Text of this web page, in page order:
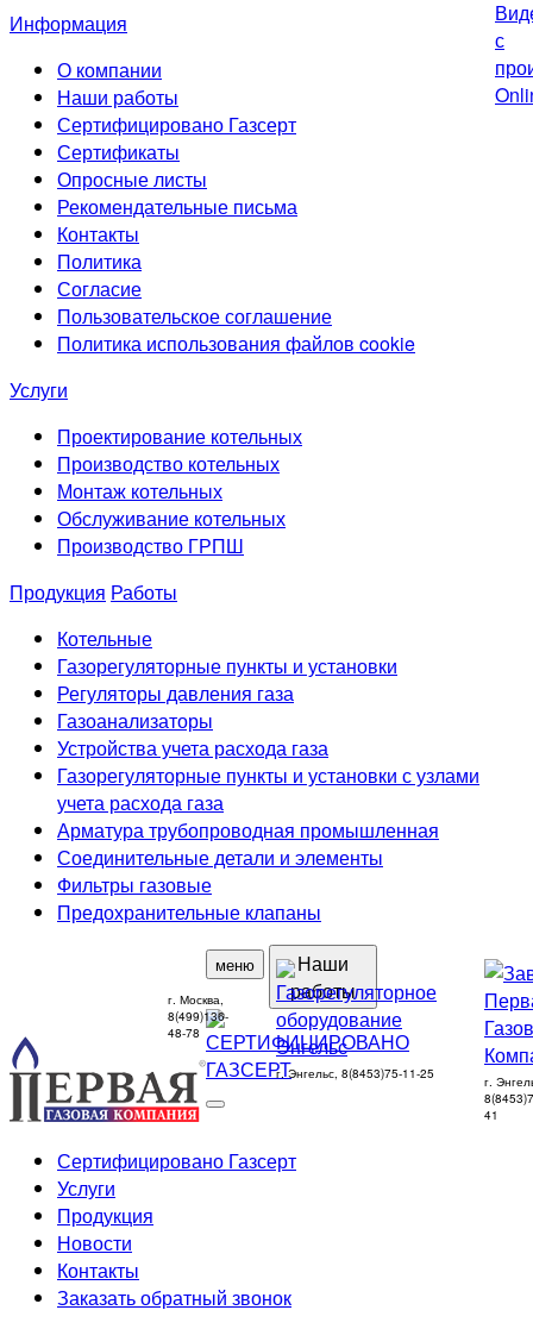
Информация
О компании
Наши работы
Сертифицировано Газсерт
Сертификаты
Опросные листы
Рекомендательные письма
Контакты
Политика
Согласие
Пользовательское соглашение
Политика использования файлов cookie
Услуги
Проектирование котельных
Производство котельных
Монтаж котельных
Обслуживание котельных
Производство ГРПШ
Продукция Работы
Котельные
Газорегуляторные пункты и установки
Регуляторы давления газа
Газоанализаторы
Устройства учета расхода газа
Газорегуляторные пункты и установки с узлами
учета расхода газа
Арматура трубопроводная промышленная
Соединительные детали и элементы
Фильтры газовые
Предохранительные клапаны
меню
Наши
работы
г. Москва,
8(499)136-
48-78
г. Энгельс, 8(8453)75-11-25
г.
41
Сертифицировано Газсерт
Услуги
Продукция
Новости
Контакты
Заказать обратный звонок